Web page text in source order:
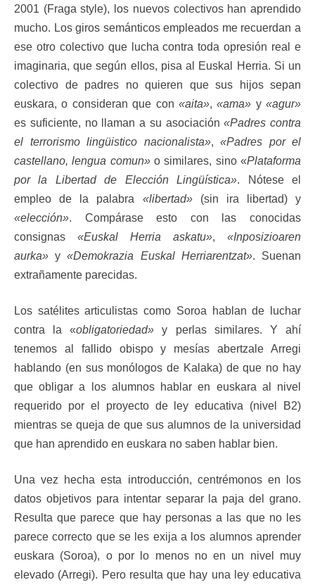
2001 (Fraga style), los nuevos colectivos han aprendido
mucho. Los giros semánticos empleados me recuerdan a
ese otro colectivo que lucha contra toda opresión real e
imaginaria, que según ellos, pisa al Euskal Herria. Si un
colectivo de padres no quieren que sus hijos sepan
euskara, o consideran que con «aita»,«ama» y «agur»
es suficiente, no llaman a su asociación«Padres contra
el terrorismo lingüistico nacionalista», «Padres por el
castellano, lengua comun»o similares, sino «Plataforma
por la Libertad de Elección Lingüística». Nótese el
empleo de la palabra «libertad»(sin ira libertad) y
«elección». Compárase esto con las conocidas
consignas «Euskal Herria askatu», «Inposizioaren
aurka» y«Demokrazia Euskal Herriarentzat». Suenan
extrañamente parecidas.
Los satélites articulistas como Soroa hablan de luchar
contra la «obligatoriedad» y perlas similares. Y ahí
tenemos al fallido obispo y mesías abertzale Arregi
hablando (en sus monólogos de Kalaka) de que no hay
que obligar a los alumnos hablar en euskara al nivel
requerido por el proyecto de ley educativa (nivel B2)
mientras se queja de que sus alumnos de la universidad
que han aprendido en euskara no saben hablar bien.
Una vez hecha esta introducción, centrémonos en los
datos objetivos para intentar separar la paja del grano.
Resulta que parece que hay personas a las que no les
parece correcto que se les exija a los alumnos aprender
euskara (Soroa), o por lo menos no en un nivel muy
elevado (Arregi). Pero resulta que hay una ley educativa